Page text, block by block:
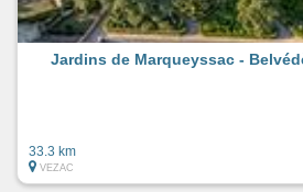
Jardins de Marqueyssac -
33.3 km
VEZAC